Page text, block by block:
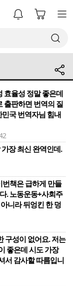
효율성 정말 좋은데
출판하면 번역의 질
국 번역자님 힘내
장 최신 완역인데.
책은 급하게 만들
. 노동운동+사회주
니라 뒤엉킨 한 덩
구성이 없어요. 저는
좋은데 시도 가장
서 감사할 따름입니